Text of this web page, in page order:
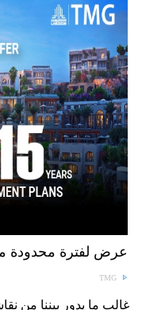
عرض لفترة محدودة مقدم 1.5% و تقسيط
TMG
غالب ما يدور بيننا من